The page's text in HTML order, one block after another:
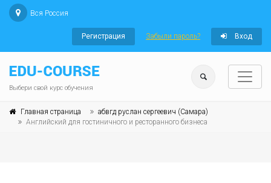
Вся Россия
Регистрация Забыли пароль? Вход
Выбери свой курс обучения
Главная страница
абвгд руслан сергеевич (Самара)
Английский для гостиничного и ресторанного бизнеса